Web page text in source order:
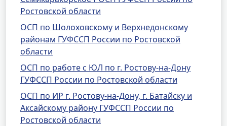
Ростовской области
ОСП по Шолоховскому и Верхнедонскому
районам ГУФССП России по Ростовской
области
ОСП по работе с ЮЛ по г. Ростову-на-Дону
ГУФССП России по Ростовской области
ОСП по ИР г. Ростову-на-Дону, г. Батайску и
Аксайскому району ГУФССП России по
Ростовской области